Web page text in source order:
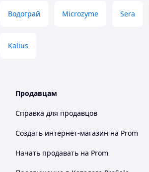
Водограй Microzyme Sera
Kalius
Продавцам
Справка для продавцов
Создать интернет-магазин на Prom
Начать продавать на Prom